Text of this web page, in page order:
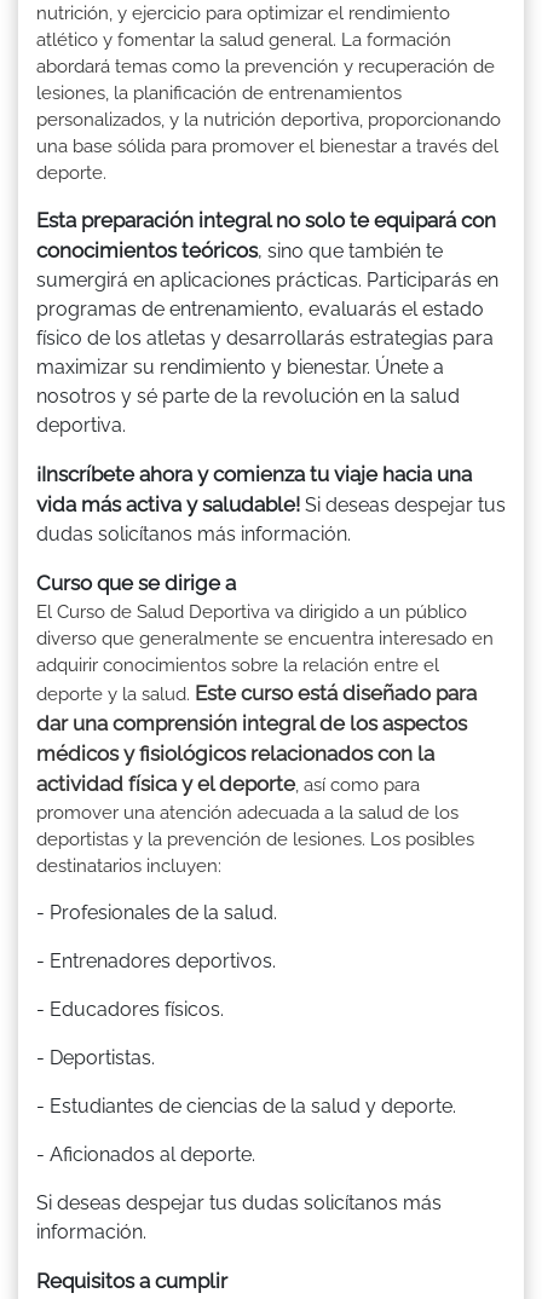
nutrición, y ejercicio para optimizar el rendimiento
atlético y fomentar la salud general. La formación
abordará temas como la prevención y recuperación de
lesiones, la planificación de entrenamientos
personalizados, y la nutrición deportiva, proporcionando
una base sólida para promover el bienestar a través del
deporte.
Esta preparación integral no solo te equipará con
conocimientos teóricos, sino que también te
sumergirá en aplicaciones prácticas. Participarás en
programas de entrenamiento, evaluarás el estado
físico de los atletas y desarrollarás estrategias para
maximizar su rendimiento y bienestar. Únete a
nosotros y sé parte de la revolución en la salud
deportiva.
¡Inscríbete ahora y comienza tu viaje hacia una
vida más activa y saludable! Si deseas despejar tus
dudas solicítanos más información.
Curso que se dirige a
El Curso de Salud Deportiva va dirigido a un público
diverso que generalmente se encuentra interesado en
adquirir conocimientos sobre la relación entre el
deporte y la salud. Este curso está diseñado para
dar una comprensión integral de los aspectos
médicos y fisiológicos relacionados con la
actividad física y el deporte, así como para
promover una atención adecuada a la salud de los
deportistas y la prevención de lesiones. Los posibles
destinatarios incluyen:
- Profesionales de la salud.
- Entrenadores deportivos.
- Educadores físicos.
- Deportistas.
- Estudiantes de ciencias de la salud y deporte.
- Aficionados al deporte.
Si deseas despejar tus dudas solicítanos más
información.
Requisitos a cumplir